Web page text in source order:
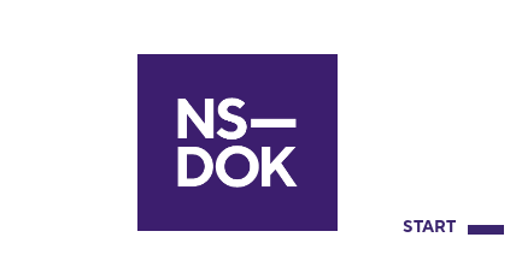
START